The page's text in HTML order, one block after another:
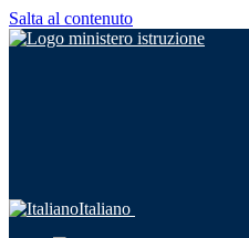
Salta al contenuto
Italiano